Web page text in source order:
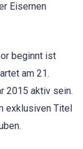
Eisernen
beginnt ist
am 21.
2015 aktiv sein.
exklusiven Titel